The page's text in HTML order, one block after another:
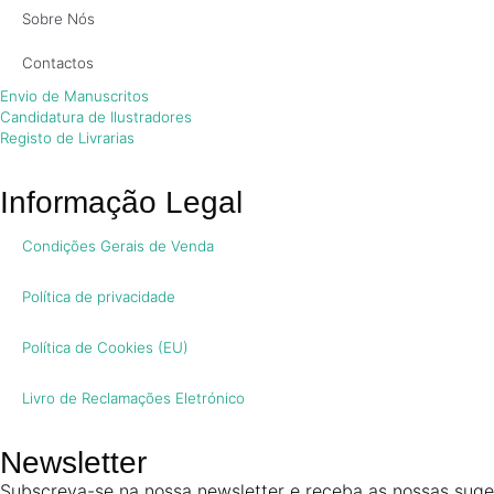
Sobre Nós
Contactos
Envio de Manuscritos
Candidatura de Ilustradores
Registo de Livrarias
Informação Legal
Condições Gerais de Venda
Política de privacidade
Política de Cookies (EU)
Livro de Reclamações Eletrónico
Newsletter